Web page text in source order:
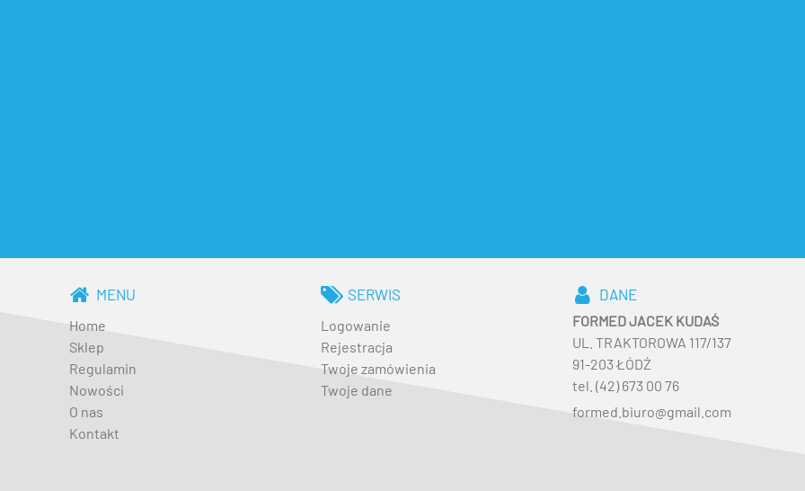
MENU
Home
Sklep
Regulamin
Nowości
O nas
Kontakt
SERWIS
Logowanie
Rejestracja
Twoje zamówienia
Twoje dane
DANE
FORMED JACEK KUDAŚ
UL. TRAKTOROWA 117/137
91-203 ŁÓDŹ
tel. (42) 673 00 76
formed.biuro@gmail.com